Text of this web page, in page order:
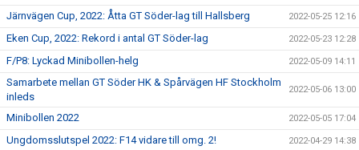
Järnvägen Cup, 2022: Åtta GT Söder-lag till Hallsberg 2022-05-25 12:16
Eken Cup, 2022: Rekord i antal GT Söder-lag 2022-05-23 12:28
F/P8: Lyckad Minibollen-helg 2022-05-09 14:11
Samarbete mellan GT Söder HK & Spårvägen HF Stockholm
inleds
2022-05-06 13:00
Minibollen 2022 2022-05-05 17:04
Ungdomsslutspel 2022: F14 vidare till omg. 2! 2022-04-29 14:38